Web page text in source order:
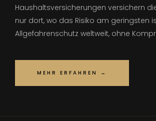
Haushaltsversicherungen versichern
nur dort, wo das Risiko am geringsten
Allgefahrenschutz weltweit, ohne
MEHR ERFAHREN →